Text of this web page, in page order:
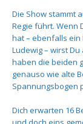
Die Show stammt
Regie führt. Wenn
hat – ebenfalls ein
Ludewig – wirst Du
haben die beiden
genauso wie alte
Spannungsbogen
Dich erwarten 16